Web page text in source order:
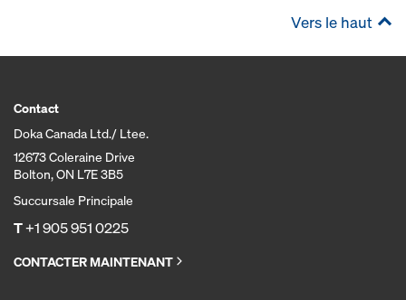
Vers le haut
Contact
Doka Canada Ltd./ Ltee.
12673 Coleraine Drive
Bolton, ON L7E 3B5
Succursale Principale
T+1 905 951 0225
CONTACTER MAINTENANT